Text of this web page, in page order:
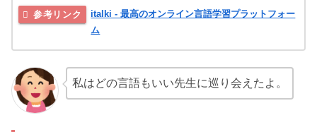
italki - 最高のオンライン言語学習プラットフォー
ム
私はどの言語もいい先生に巡り会えたよ。